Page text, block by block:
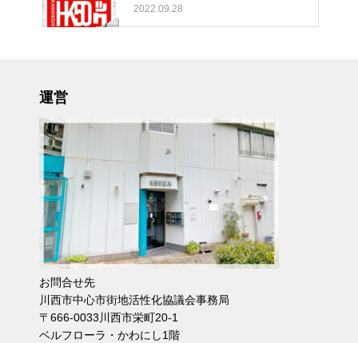
O川西
2022.09.28
運営
お問合せ先
川西市中心市街地活性化協議会事務局
〒666-0033川西市栄町20-1
ベルフローラ・かわにし1階